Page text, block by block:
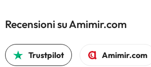
Recensioni su Amimir.com
Trustpilot Amimir.com